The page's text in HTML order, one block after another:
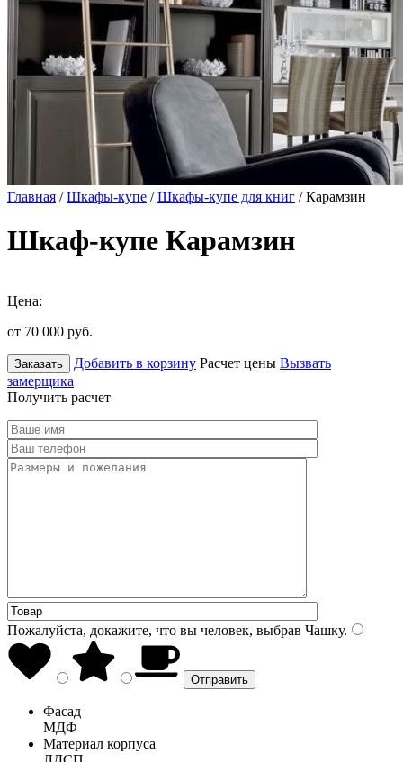
Главная /Шкафы-купе /Шкафы-купе для книг / Карамзин
Шкаф-купе Карамзин
Цена:
от 70 000 руб.
Заказать Добавить в корзину Расчет цены Вызвать
замерщика
Получить расчет
Пожалуйста, докажите, что вы человек, выбрав Чашку.
Фасад
МДФ
Материал корпуса